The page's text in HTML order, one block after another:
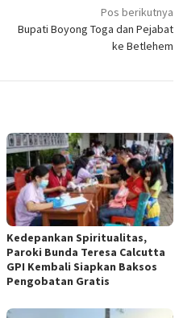
Pos berikutnya
Bupati Boyong Toga dan Pejabat
ke Betlehem
Kedepankan Spiritualitas,
Paroki Bunda Teresa Calcutta
GPI Kembali Siapkan Baksos
Pengobatan Gratis